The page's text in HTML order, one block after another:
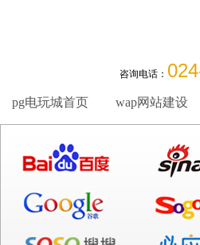
咨询电话：
pg电玩城首页 wap网站建设